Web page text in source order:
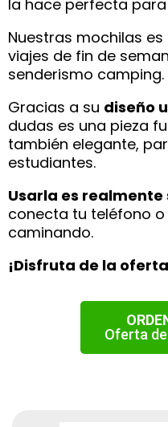
la hace perfecta
Nuestras mochilas
viajes de fin de
senderismo camping.
Gracias a su diseño
dudas es una pieza
también elegante,
estudiantes.
Usarla es realmente
conecta tu teléfono
caminando.
¡Disfruta de la
Oferta